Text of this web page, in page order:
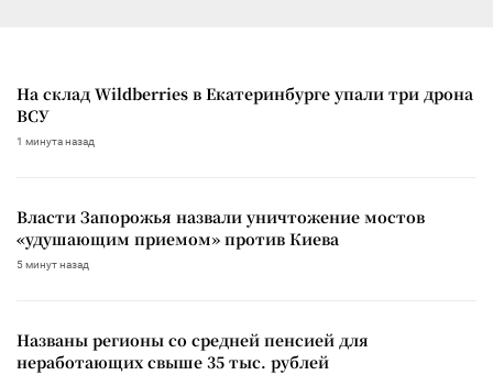
На склад Wildberries в Екатеринбурге упали три дрона
ВСУ
1 минута назад
Власти Запорожья назвали уничтожение мостов
«удушающим приемом» против Киева
5 минут назад
Названы регионы со средней пенсией для
неработающих свыше 35 тыс. рублей